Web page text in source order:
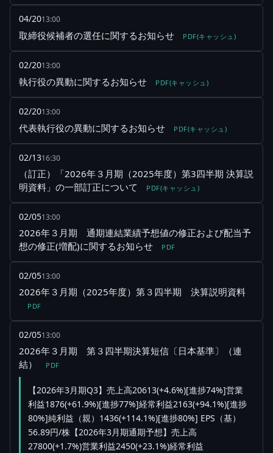
04/2013:00
取締役候補者の選任に関するお知らせ PDF(キャッシュ)
02/2013:00
執行役の異動に関するお知らせ PDF(キャッシュ)
02/2013:00
代表執行役の異動に関するお知らせ PDF(キャッシュ)
02/1316:30
（訂正）「2026年３月期（2025年度）第3四半期 決算説
明資料」の一部訂正について
PDF(キャッシュ)
02/0513:00
2026年３月期 通期連結業績予想値の修正および配当予
想の修正(増配)に関するお知らせ
PDF
02/0513:00
2026年３月期（2025年度）第３四半期 決算説明資料
PDF
02/0513:00
2026年３月期 第３四半期決算短信〔日本基準〕（連
結）
PDF
【2026年3月期Q3】売上高20613(+4.6%)[進捗74%]営業
利益1876(+61.9%)[進捗77%]経常利益2163(+94.1%)[進捗
80%]純利益（親）1436(+114.1%)[進捗80%] EPS（基）
56.89円/株【2026年3月期通期予想】売上高
27800(+1.7%)営業利益2450(+23.1%)経常利益